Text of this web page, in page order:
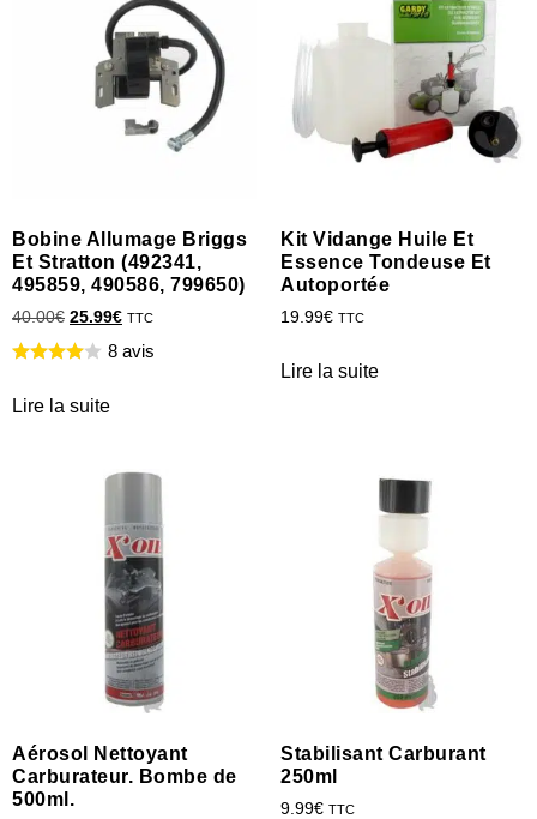
Bobine Allumage Briggs
Et Stratton (492341,
495859, 490586, 799650)
40.00€ 25.99€ TTC
8 avis
Lire la suite
Kit Vidange Huile Et
Essence Tondeuse Et
Autoportée
19.99€ TTC
Lire la suite
Aérosol Nettoyant
Carburateur. Bombe de
500ml.
Stabilisant Carburant
250ml
9.99€ TTC